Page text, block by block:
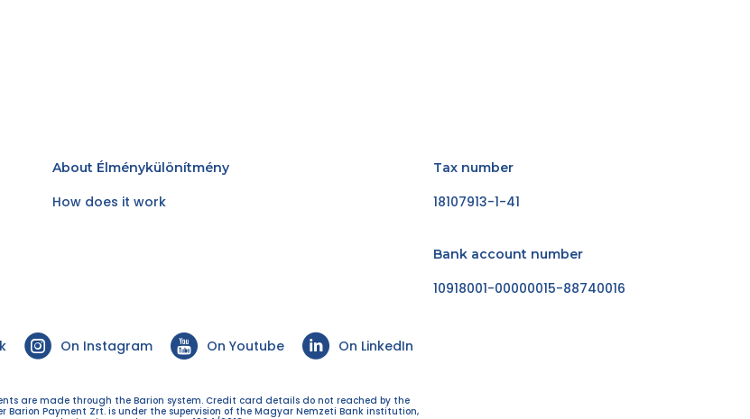
About Élménykülönítmény
How does it work
Tax number
18107913-1-41
Bank account number
10918001-00000015-88740016
On Instagram On Youtube On LinkedIn
are made through the Barion system. Credit card details do not reached by the
Barion Payment Zrt. is under the supervision of the Magyar Nemzeti Bank institution,